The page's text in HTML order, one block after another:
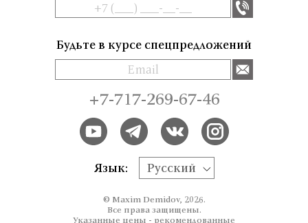
Будьте в курсе спецпредложений
+7-717-269-67-46
Язык: Русский
© Maxim Demidov, 2026.
Все права защищены.
Указанные цены - рекомендованные